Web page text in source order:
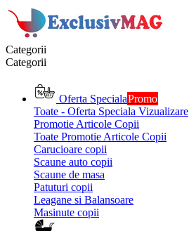
Categorii
Categorii
Oferta SpecialaPromo
Toate - Oferta Speciala Vizualizare
Promotie Articole Copii
Toate Promotie Articole Copii
Carucioare copii
Scaune auto copii
Scaune de masa
Patuturi copii
Leagane si Balansoare
Masinute copii